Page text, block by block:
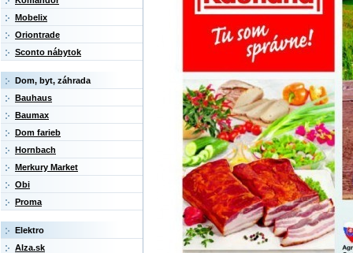
Mobelix
Oriontrade
Sconto nábytok
Dom, byt, záhrada
Bauhaus
Baumax
Dom farieb
Hornbach
Merkury Market
Obi
Proma
Elektro
Alza.sk